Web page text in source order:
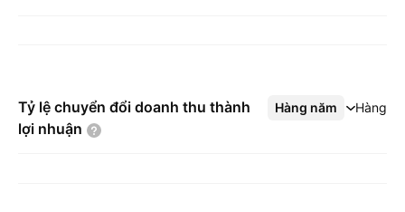
Tỷ lệ chuyển đổi doanh thu thành
lợi nhuận
Hàng năm Hàng
Xem thêm